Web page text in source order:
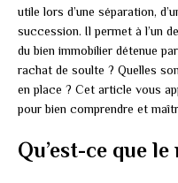
utile lors d’une séparation,
succession. Il permet à l’un
du bien immobilier détenue
rachat de soulte ? Quelles
en place ? Cet article vous
pour bien comprendre et
Qu’est-ce que